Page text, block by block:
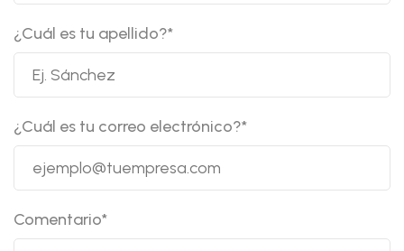
¿Cuál es tu apellido?*
¿Cuál es tu correo electrónico?*
Comentario*